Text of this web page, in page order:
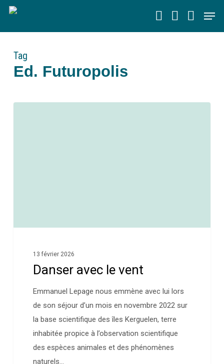
Skip
main
Tag
Ed. Futuropolis
13 février 2026
Danser avec le vent
Emmanuel Lepage nous emmène avec lui lors
de son séjour d’un mois en novembre 2022 sur
la base scientifique des îles Kerguelen, terre
inhabitée propice à l’observation scientifique
des espèces animales et des phénomènes
naturels…